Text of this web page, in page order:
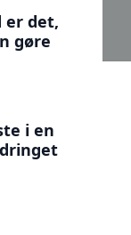
er det,
gøre
i en